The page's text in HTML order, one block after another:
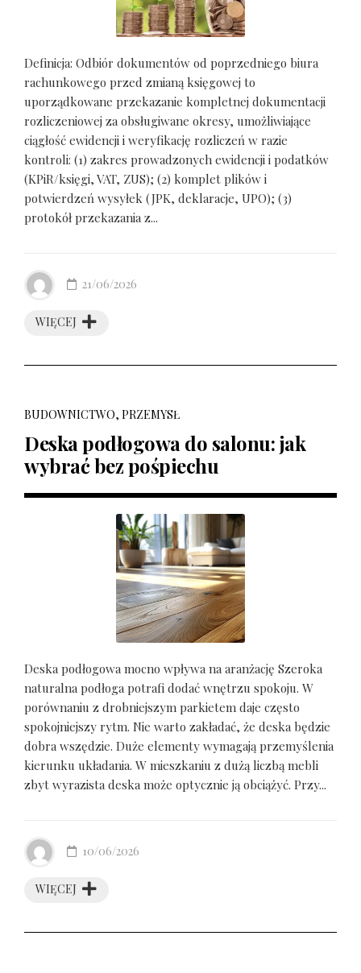
Definicja: Odbiór dokumentów od poprzedniego biura
rachunkowego przed zmianą księgowej to
uporządkowane przekazanie kompletnej dokumentacji
rozliczeniowej za obsługiwane okresy, umożliwiające
ciągłość ewidencji i weryfikację rozliczeń w razie
kontroli: (1) zakres prowadzonych ewidencji i podatków
(KPiR/księgi, VAT, ZUS); (2) komplet plików i
potwierdzeń wysyłek (JPK, deklaracje, UPO); (3)
protokół przekazania z...
WIĘCEJ
21/06/2026
BUDOWNICTWO, PRZEMYSŁ
Deska podłogowa do salonu: jak
wybrać bez pośpiechu
Deska podłogowa mocno wpływa na aranżację Szeroka
naturalna podłoga potrafi dodać wnętrzu spokoju. W
porównaniu z drobniejszym parkietem daje często
spokojniejszy rytm. Nie warto zakładać, że deska będzie
dobra wszędzie. Duże elementy wymagają przemyślenia
kierunku układania. W mieszkaniu z dużą liczbą mebli
zbyt wyrazista deska może optycznie ją obciążyć. Przy...
WIĘCEJ
10/06/2026